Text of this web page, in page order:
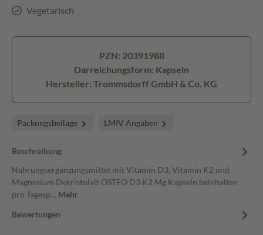
Vegetarisch
PZN: 20391988
Darreichungsform: Kapseln
Hersteller: Trommsdorff GmbH & Co. KG
Packungsbeilage LMIV Angaben
Beschreibung
Nahrungsergänzungsmittel mit Vitamin D3, Vitamin K2 und
Magnesium Dekristolvit OSTEO D3 K2 Mg Kapseln beinhalten
pro Tagesp… Mehr
Bewertungen